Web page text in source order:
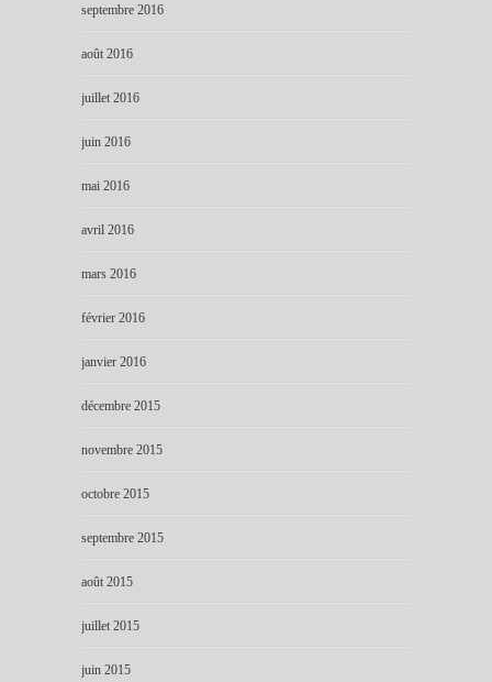
septembre 2016
août 2016
juillet 2016
juin 2016
mai 2016
avril 2016
mars 2016
février 2016
janvier 2016
décembre 2015
novembre 2015
octobre 2015
septembre 2015
août 2015
juillet 2015
juin 2015